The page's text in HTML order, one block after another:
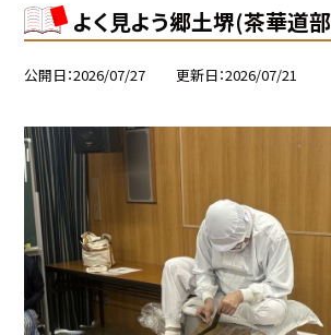
よく見よう郷土堺(茶華道
公開日 2026/07/27 更新日 2026/07/21